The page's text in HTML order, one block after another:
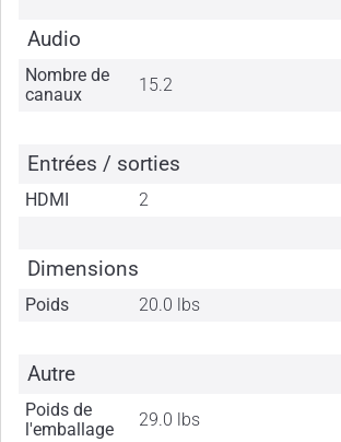
Audio
Nombre de
canaux
15.2
Entrées / sorties
HDMI 2
Dimensions
Poids 20.0 lbs
Autre
Poids de
l'emballage
29.0 lbs